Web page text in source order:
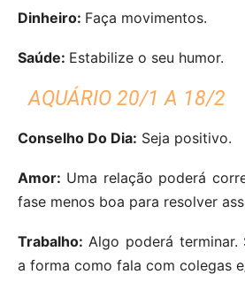
Dinheiro: Faça movimentos.
Saúde: Estabilize o seu humor.
AQUÁRIO 20/1 A 18/2
Conselho Do Dia: Seja positivo.
Amor: Uma relação poderá
fase menos boa para resolver
Trabalho: Algo poderá terminar.
a forma como fala com colegas